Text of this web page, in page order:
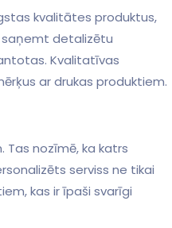
kvalitātes produktus,
saņemt detalizētu
Kvalitatīvas
ar drukas produktiem.
Tas nozīmē, ka katrs⁤
serviss ne tikai
kas ir īpaši svarīgi